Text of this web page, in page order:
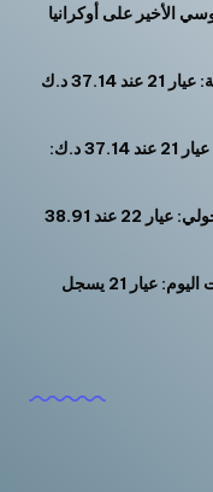
الأخير على أوكرانيا
تحديث محلي: سعر الذهب اليوم في الفروانية: عيار 21 عند 37.14 د.ك
آخر الأسعار: سعر الذهب اليوم في السالمية: عيار 21 عند 37.14 د.ك:
آخر الأسعار: سعر جرام الذهب عيار 21 في حولي: عيار 22 عند 38.91
تحديث محلي: أسعار الذهب في مدينة الكويت اليوم: عيار 21 يسجل